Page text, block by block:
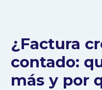
¿Factura
contado:
más y por